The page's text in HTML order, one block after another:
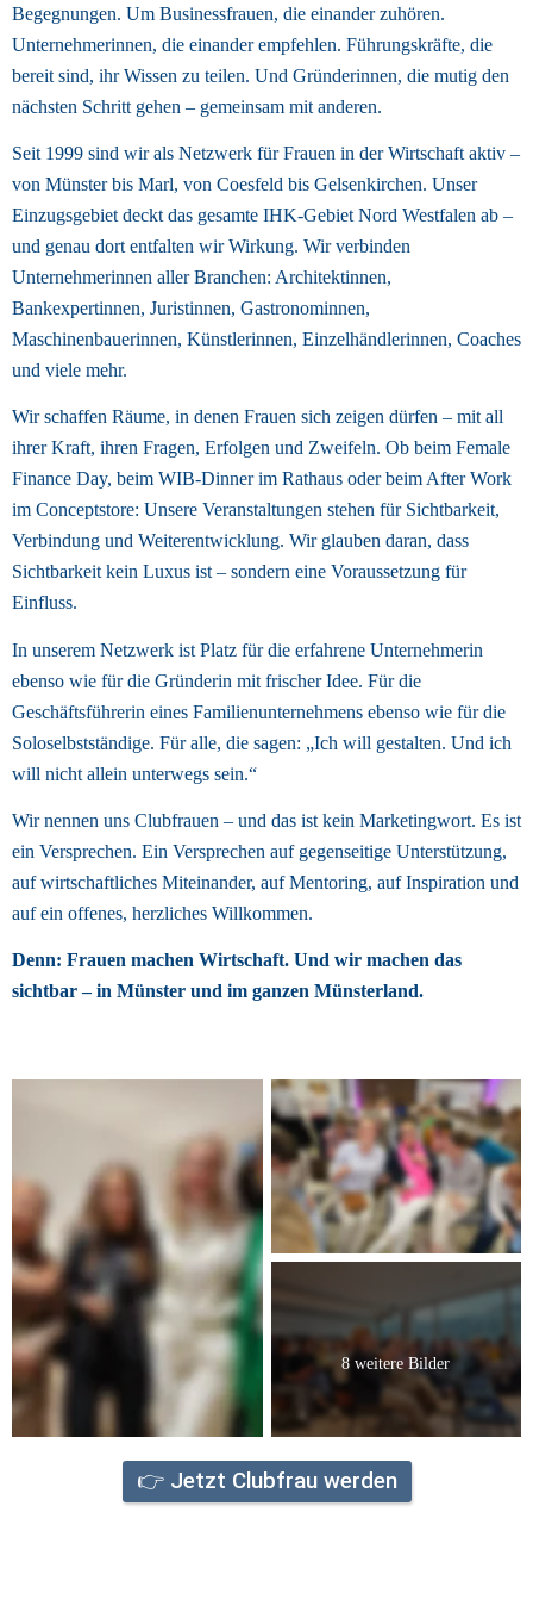
Begegnungen. Um Businessfrauen, die einander zuhören.
Unternehmerinnen, die einander empfehlen. Führungskräfte, die
bereit sind, ihr Wissen zu teilen. Und Gründerinnen, die mutig den
nächsten Schritt gehen – gemeinsam mit anderen.
Seit 1999 sind wir als Netzwerk für Frauen in der Wirtschaft aktiv –
von Münster bis Marl, von Coesfeld bis Gelsenkirchen. Unser
Einzugsgebiet deckt das gesamte IHK-Gebiet Nord Westfalen ab –
und genau dort entfalten wir Wirkung. Wir verbinden
Unternehmerinnen aller Branchen: Architektinnen,
Bankexpertinnen, Juristinnen, Gastronominnen,
Maschinenbauerinnen, Künstlerinnen, Einzelhändlerinnen, Coaches
und viele mehr.
Wir schaffen Räume, in denen Frauen sich zeigen dürfen – mit all
ihrer Kraft, ihren Fragen, Erfolgen und Zweifeln. Ob beim Female
Finance Day, beim WIB-Dinner im Rathaus oder beim After Work
im Conceptstore: Unsere Veranstaltungen stehen für Sichtbarkeit,
Verbindung und Weiterentwicklung. Wir glauben daran, dass
Sichtbarkeit kein Luxus ist – sondern eine Voraussetzung für
Einfluss.
In unserem Netzwerk ist Platz für die erfahrene Unternehmerin
ebenso wie für die Gründerin mit frischer Idee. Für die
Geschäftsführerin eines Familienunternehmens ebenso wie für die
Soloselbstständige. Für alle, die sagen: „Ich will gestalten. Und ich
will nicht allein unterwegs sein.“
Wir nennen uns Clubfrauen – und das ist kein Marketingwort. Es ist
ein Versprechen. Ein Versprechen auf gegenseitige Unterstützung,
auf wirtschaftliches Miteinander, auf Mentoring, auf Inspiration und
auf ein offenes, herzliches Willkommen.
Denn: Frauen machen Wirtschaft. Und wir machen das
sichtbar – in Münster und im ganzen Münsterland.
8 weitere Bilder
👉 Jetzt Clubfrau werden